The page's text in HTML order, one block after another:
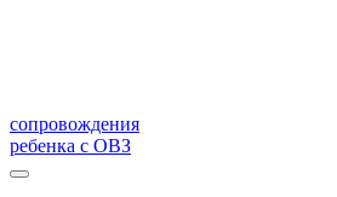
сопровождения
ребенка с ОВЗ